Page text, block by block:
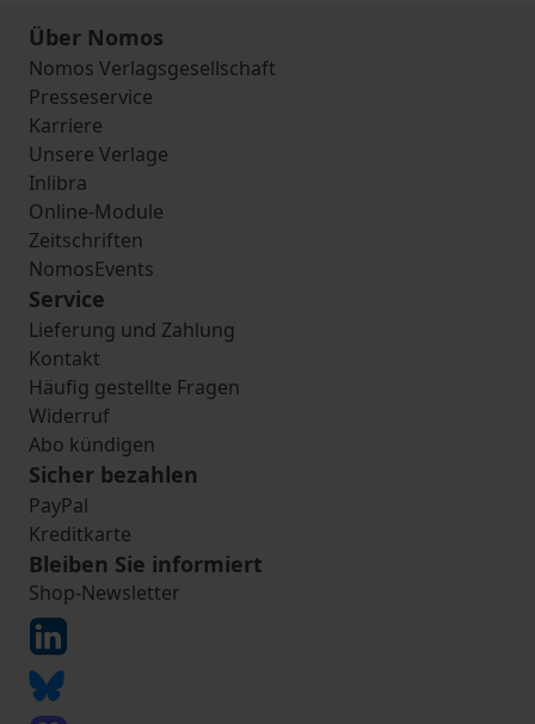
Über Nomos
Nomos Verlagsgesellschaft
Presseservice
Karriere
Unsere Verlage
Inlibra
Online-Module
Zeitschriften
NomosEvents
Service
Lieferung und Zahlung
Kontakt
Häufig gestellte Fragen
Widerruf
Abo kündigen
Sicher bezahlen
PayPal
Kreditkarte
Bleiben Sie informiert
Shop-Newsletter